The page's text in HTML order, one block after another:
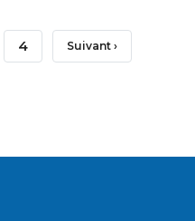
Page
4 Page
Suivant ›